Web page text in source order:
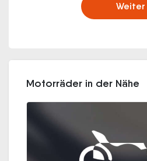
Weiter
Motorräder in der Nähe